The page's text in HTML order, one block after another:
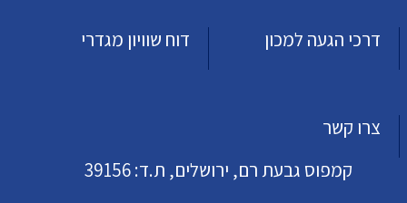
דרכי הגעה למכון דוח שוויון מגדרי
צרו קשר
קמפוס גבעת רם, ירושלים, ת.ד: 39156